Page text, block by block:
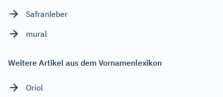
Safranleber
mural
Weitere Artikel aus dem Vornamenlexikon
Oriol